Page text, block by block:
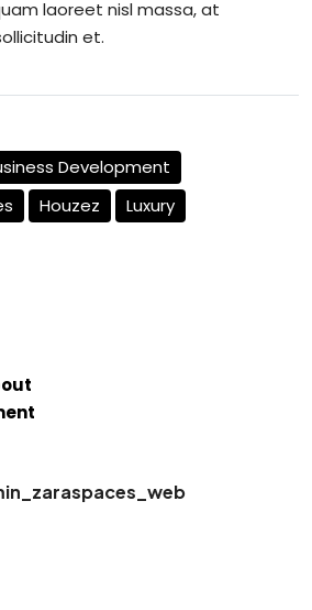
laoreet nisl massa, at
et.
Development
Houzez
Luxury